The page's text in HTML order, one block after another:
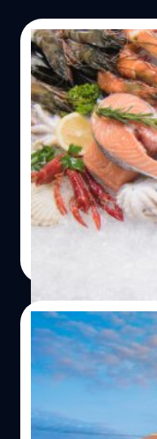
25/08/2023
ผู้ส่งออกญี่ปุ่นเ
อาหารทะเล ป
นิวเคลียร์
ขณะนี้มีผู้ส่งออกอาห
ที่ได้รับผลกระทบจา
ญี่ปุ่น
วาณิชชา สายเสมา |
26/07/2023
ก.คลัง หั่นประม
หลังนักท่องเที่
สำนักงานเศรษฐกิจ